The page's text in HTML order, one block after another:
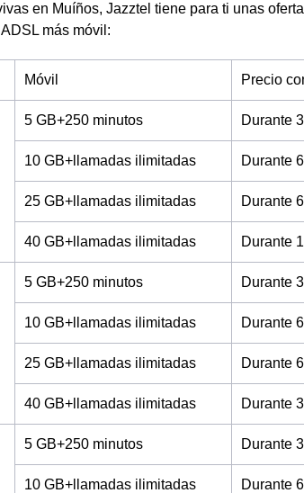
en Muíños, Jazztel tiene para ti unas
más móvil:
Móvil Precio
5 GB+250 minutos Durante
10 GB+llamadas ilimitadas Durante
25 GB+llamadas ilimitadas Durante
40 GB+llamadas ilimitadas Durante
5 GB+250 minutos Durante
10 GB+llamadas ilimitadas Durante
25 GB+llamadas ilimitadas Durante
40 GB+llamadas ilimitadas Durante
5 GB+250 minutos Durante
10 GB+llamadas ilimitadas Durante